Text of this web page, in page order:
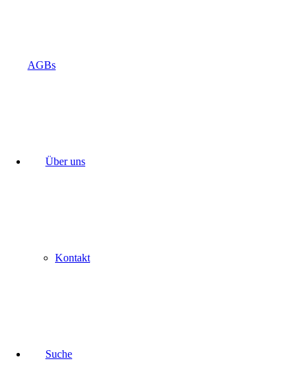
AGBs
Über uns
Kontakt
Suche